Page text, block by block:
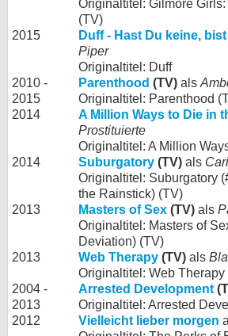
Originaltitel: Gilmore
(TV)
2015
Duff - Hast Du keine,
Piper
Originaltitel: Duff
2010 -
2015
Parenthood (TV) als
Originaltitel: Parenthood
2014
A Million Ways to Die in
Prostituierte
Originaltitel: A Million
2014
Suburgatory (TV) als
Originaltitel: Suburgatory
the Rainstick) (TV)
2013
Masters of Sex (TV) als
Originaltitel: Masters of
Deviation) (TV)
2013
Web Therapy (TV) als
Originaltitel: Web Therapy
2004 -
2013
Arrested Development
Originaltitel: Arrested
2012
Vielleicht lieber morgen